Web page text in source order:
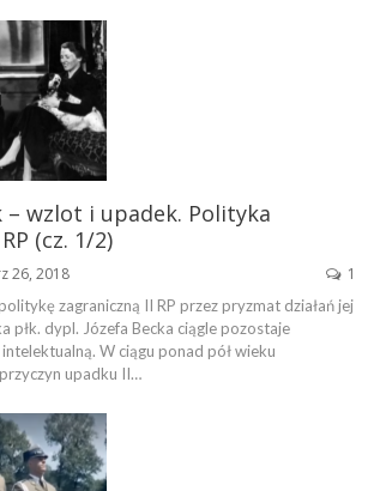
– wzlot i upadek. Polityka
(cz. 1/2)
26, 2018 1
zagraniczną II RP przez pryzmat działań jej
płk. dypl. Józefa Becka ciągle pozostaje
W ciągu ponad pół wieku
upadku II…